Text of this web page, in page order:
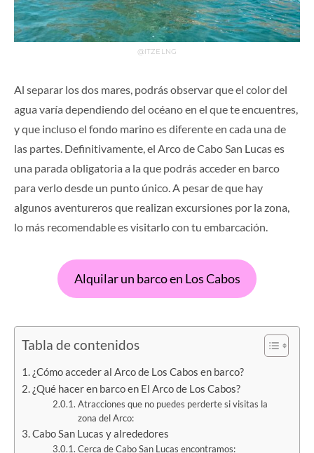
@ITZELNG
Al separar los dos mares, podrás observar que el color del
agua varía dependiendo del océano en el que te encuentres,
y que incluso el fondo marino es diferente en cada una de
las partes. Definitivamente, el Arco de Cabo San Lucas es
una parada obligatoria a la que podrás acceder en barco
para verlo desde un punto único. A pesar de que hay
algunos aventureros que realizan excursiones por la zona,
lo más recomendable es visitarlo con tu embarcación.
Alquilar un barco en Los Cabos
Tabla de contenidos
¿Cómo acceder al Arco de Los Cabos en barco?
¿Qué hacer en barco en El Arco de Los Cabos?
Atracciones que no puedes perderte si visitas la
zona del Arco:
Cabo San Lucas y alrededores
Cerca de Cabo San Lucas encontramos: